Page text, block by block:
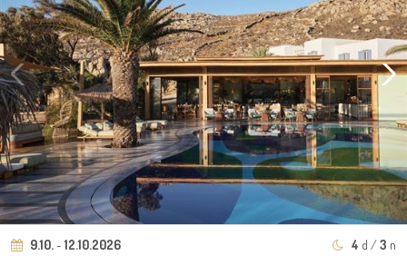
9.10.-12.10.2026 4 d /3 n